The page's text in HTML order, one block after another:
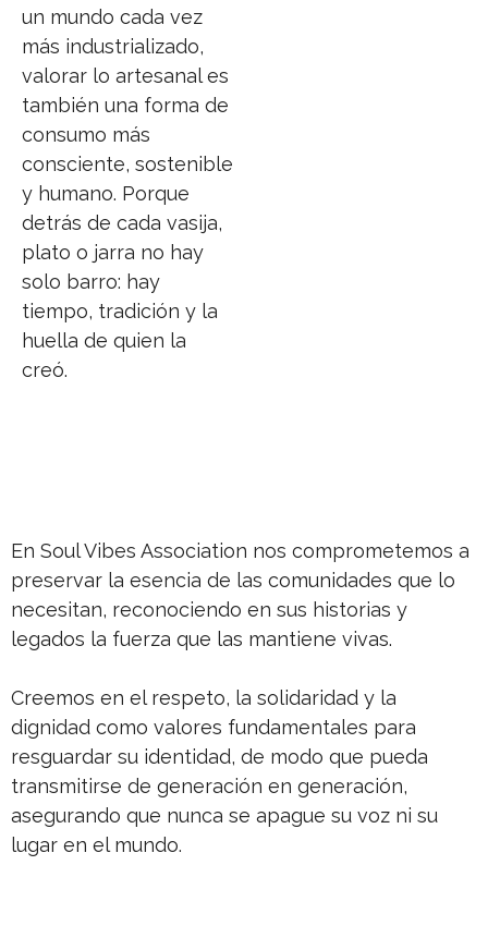
un mundo cada vez
más industrializado,
valorar lo artesanal es
también una forma de
consumo más
consciente, sostenible
y humano. Porque
detrás de cada vasija,
plato o jarra no hay
solo barro: hay
tiempo, tradición y la
huella de quien la
creó.
En Soul Vibes Association nos comprometemos a
preservar la esencia de las comunidades que lo
necesitan, reconociendo en sus historias y
legados la fuerza que las mantiene vivas.
Creemos en el respeto, la solidaridad y la
dignidad como valores fundamentales para
resguardar su identidad, de modo que pueda
transmitirse de generación en generación,
asegurando que nunca se apague su voz ni su
lugar en el mundo.